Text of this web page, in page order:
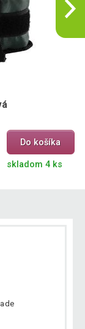
Do košíka
skladom 4 ks